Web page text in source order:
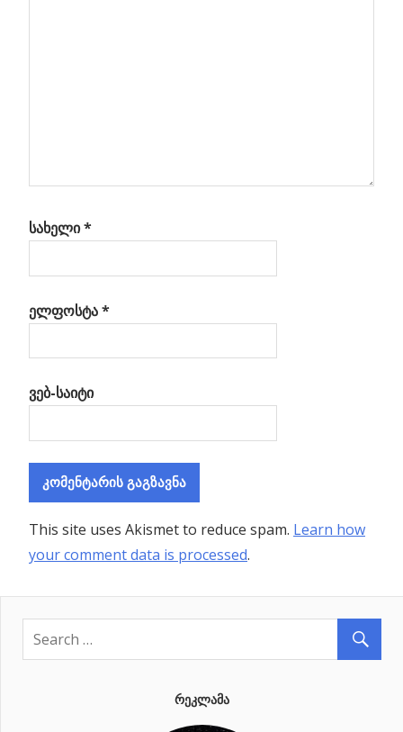
სახელი*
ელფოსტა*
ვებ-საიტი
This site uses Akismet to reduce spam. Learn how
your comment data is processed.
ᲠᲔᲙᲚᲐᲛᲐ